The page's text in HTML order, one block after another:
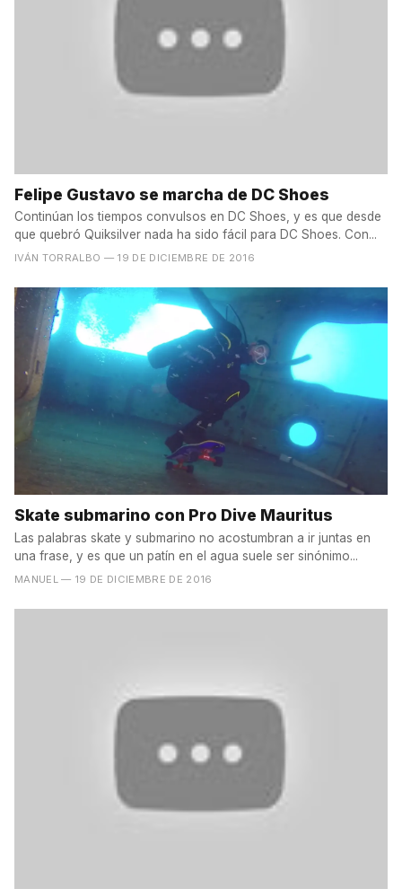
Felipe Gustavo se marcha de DC Shoes
Continúan los tiempos convulsos en DC Shoes, y es que desde
que quebró Quiksilver nada ha sido fácil para DC Shoes. Con...
IVÁN TORRALBO — 19 DE DICIEMBRE DE 2016
Skate submarino con Pro Dive Mauritus
Las palabras skate y submarino no acostumbran a ir juntas en
una frase, y es que un patín en el agua suele ser sinónimo...
MANUEL — 19 DE DICIEMBRE DE 2016